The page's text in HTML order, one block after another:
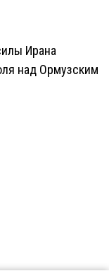
Ирана
над Ормузским